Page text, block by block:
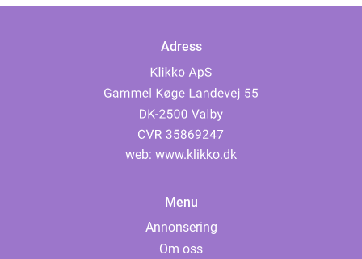
Adress
web: www.klikko.dk
Menu
Annonsering
Om oss